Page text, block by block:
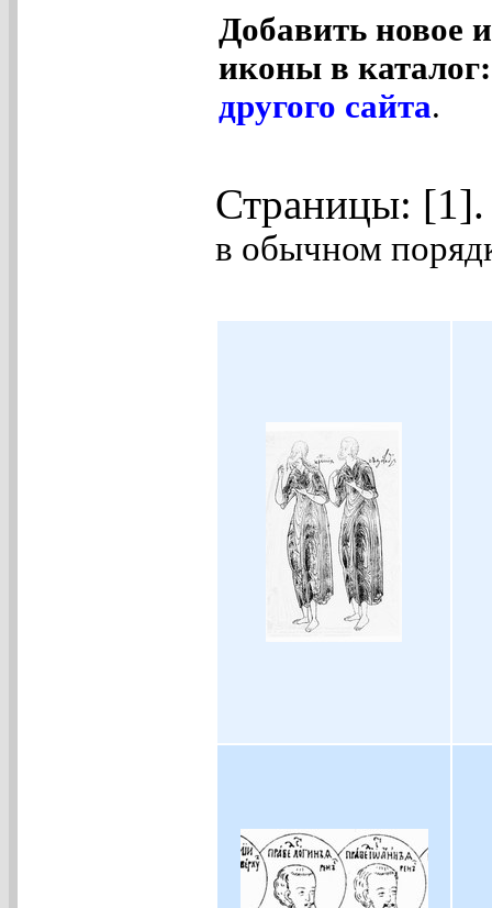
Добавить новое
иконы в
другого сайта.
Страницы:
в обычном